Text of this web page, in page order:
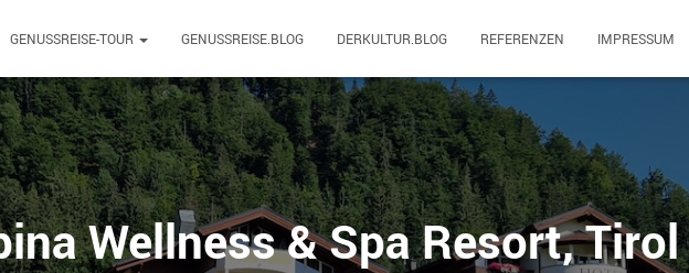
GENUSSREISE-TOUR GENUSSREISE.BLOG DERKULTUR.BLOG REFERENZEN IMPRESSUM
Wellness & Spa Resort, Tirol